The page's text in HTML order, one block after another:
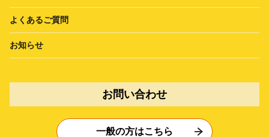
よくあるご質問
お知らせ
お問い合わせ
一般の方はこちら